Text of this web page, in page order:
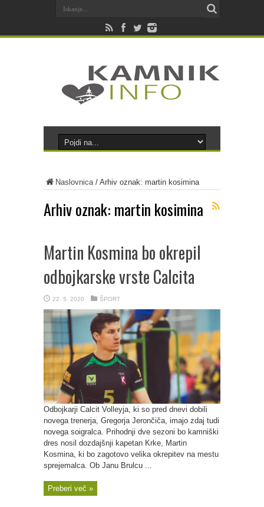
Naslovnica/ Arhiv oznak: martin kosimina
Arhiv oznak: martin kosimina
Martin Kosmina bo okrepil
odbojkarske vrste Calcita
22. 5. 2020 ŠPORT
Odbojkarji Calcit Volleyja, ki so pred dnevi dobili
novega trenerja, Gregorja Jerončiča, imajo zdaj tudi
novega soigralca. Prihodnji dve sezoni bo kamniški
dres nosil dozdajšnji kapetan Krke, Martin
Kosmina, ki bo zagotovo velika okrepitev na mestu
sprejemalca. Ob Janu Brulcu ...
Preberi več »